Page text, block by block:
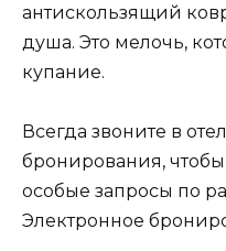
антискользящий
душа. Это мелочь,
купание.
Всегда звоните в
бронирования,
особые запросы по
Электронное